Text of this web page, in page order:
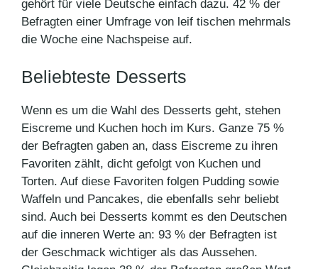
gehört für viele Deutsche einfach dazu. 42 % der
Befragten einer Umfrage von leif tischen mehrmals
die Woche eine Nachspeise auf.
Beliebteste Desserts
Wenn es um die Wahl des Desserts geht, stehen
Eiscreme und Kuchen hoch im Kurs. Ganze 75 %
der Befragten gaben an, dass Eiscreme zu ihren
Favoriten zählt, dicht gefolgt von Kuchen und
Torten. Auf diese Favoriten folgen Pudding sowie
Waffeln und Pancakes, die ebenfalls sehr beliebt
sind. Auch bei Desserts kommt es den Deutschen
auf die inneren Werte an: 93 % der Befragten ist
der Geschmack wichtiger als das Aussehen.